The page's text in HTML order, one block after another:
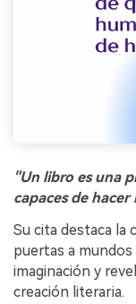
"Un libro es una
capaces de
Su cita destaca la
puertas a
imaginación y
creación literaria.